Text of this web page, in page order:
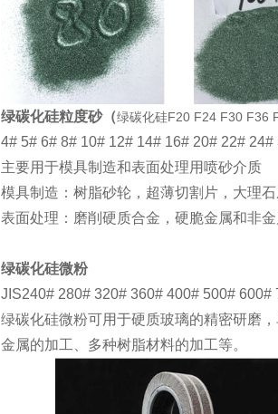
绿碳化硅粒度砂（绿碳化硅F20 F24 F30 F36
4# 5# 6# 8# 10# 12# 14# 16# 20# 22#
主要用于模具制造和表面处理用喷砂介质
模具制造：树脂砂轮，超薄切割片，大理
表面处理：磨削硬质合金，硬脆金属和非
绿碳化硅微粉
JIS240# 280# 320# 360# 400# 500#
绿碳化硅微粉可用于硬质玻璃的精密研磨
金属的加工、多种树脂材料的加工等。